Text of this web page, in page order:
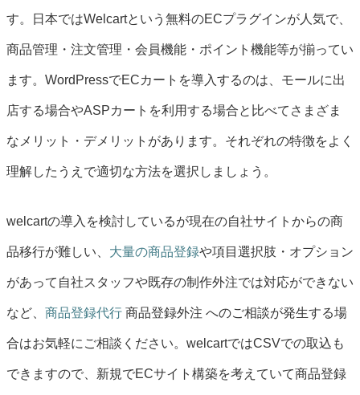
す。日本ではWelcartという無料のECプラグインが人気で、
商品管理・注文管理・会員機能・ポイント機能等が揃ってい
ます。WordPressでECカートを導入するのは、モールに出
店する場合やASPカートを利用する場合と比べてさまざま
なメリット・デメリットがあります。それぞれの特徴をよく
理解したうえで適切な方法を選択しましょう。
welcartの導入を検討しているが現在の自社サイトからの商
品移行が難しい、 大量の商品登録や項目選択肢・オプション
があって自社スタッフや既存の制作外注では対応ができない
など、 商品登録代行 商品登録外注 へのご相談が発生する場
合はお気軽にご相談ください。welcartではCSVでの取込も
できますので、新規でECサイト構築を考えていて商品登録